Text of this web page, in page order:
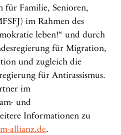
für Familie, Senioren,
im Rahmen des
leben!“ und durch
für Migration,
und zugleich die
für Antirassismus.
im
und
Informationen zu
allianz.de.